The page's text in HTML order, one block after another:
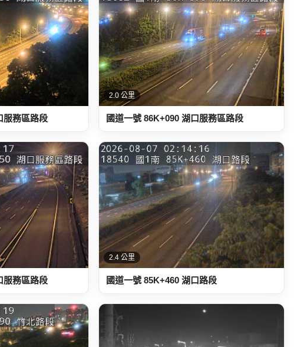
服務區路段
2.0 公里
國道一號 86K+090 湖口服務區路段
服務區路段
2.4 公里
國道一號 85K+460 湖口路段